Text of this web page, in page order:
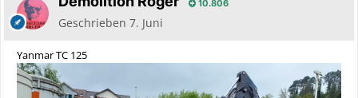
10.806
Geschrieben 7. Juni
Yanmar TC 125